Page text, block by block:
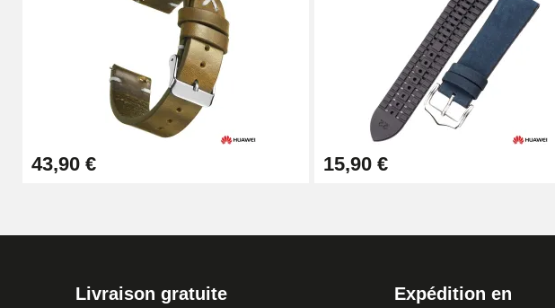
Boîte Pompe pour Bracelet Montre - Diamètre 1,80 mm - 8 à 25 mm
19,90 €
Extracteur de Bracelet de Montre Facile
43,90 € 15,90 €
Livraison gratuite Expédition en